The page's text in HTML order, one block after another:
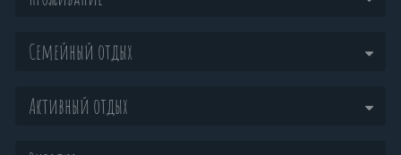
Семейный отдых
Активный отдых